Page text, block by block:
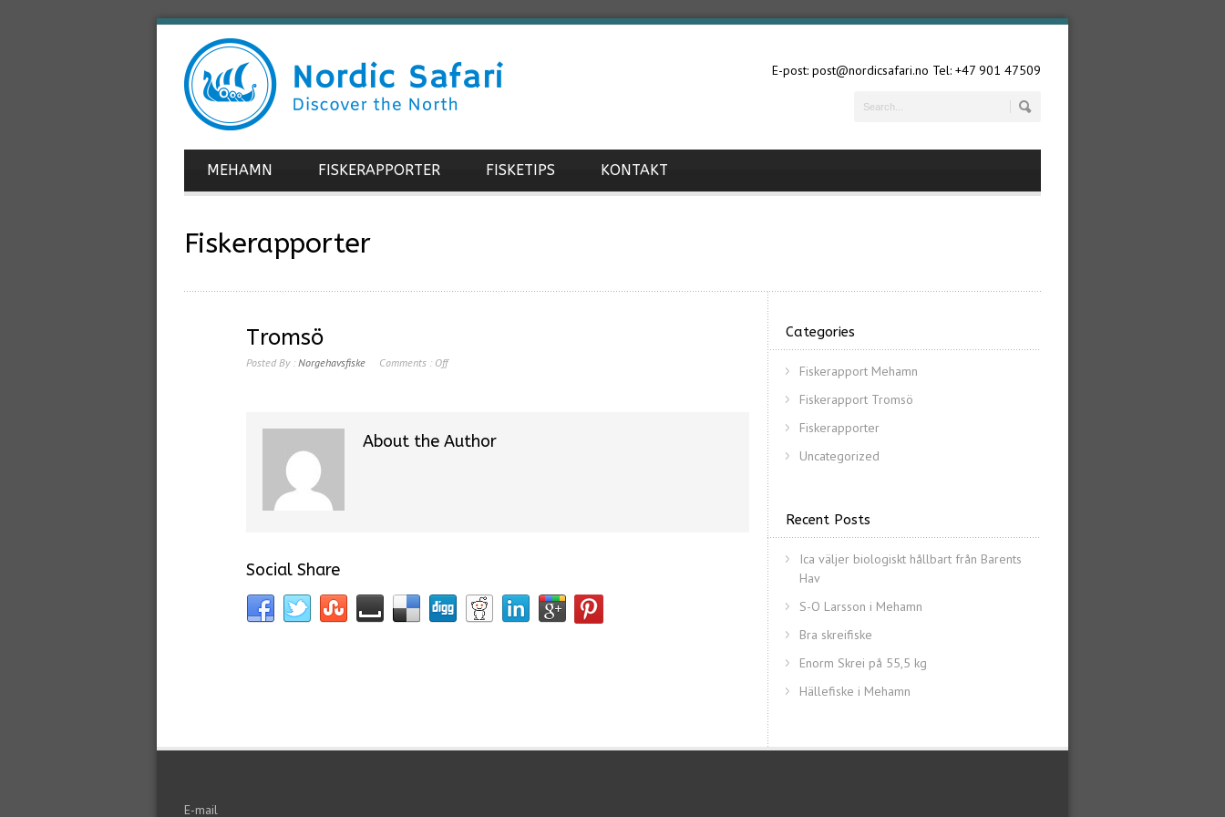
E-post: post@nordicsafari.no Tel: +47 901 47509
MEHAMN FISKERAPPORTER FISKETIPS KONTAKT
Fiskerapporter
Tromsö
Posted By : Norgehavsfiske Comments : Off
About the Author
Social Share
Categories
Fiskerapport Mehamn
Fiskerapport Tromsö
Fiskerapporter
Uncategorized
Recent Posts
Ica väljer biologiskt hållbart från Barents
Hav
S-O Larsson i Mehamn
Bra skreifiske
Enorm Skrei på 55,5 kg
Hällefiske i Mehamn
E-mail